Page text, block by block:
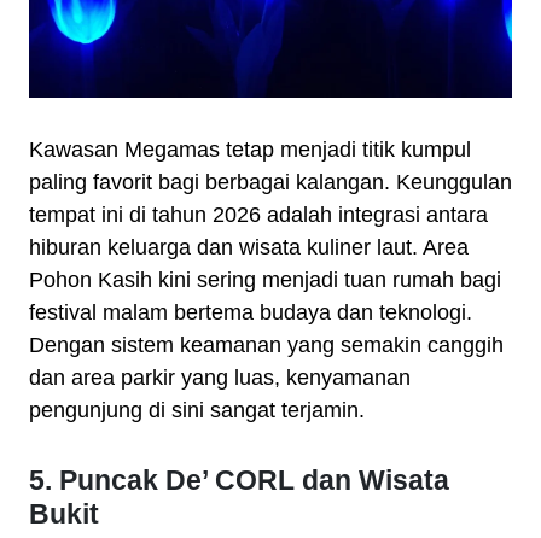
Kawasan Megamas tetap menjadi titik kumpul
paling favorit bagi berbagai kalangan. Keunggulan
tempat ini di tahun 2026 adalah integrasi antara
hiburan keluarga dan wisata kuliner laut. Area
Pohon Kasih kini sering menjadi tuan rumah bagi
festival malam bertema budaya dan teknologi.
Dengan sistem keamanan yang semakin canggih
dan area parkir yang luas, kenyamanan
pengunjung di sini sangat terjamin.
5. Puncak De’ CORL dan Wisata
Bukit